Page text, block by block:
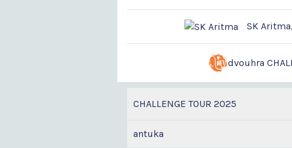
SK
dvouhra
CHALLENGE TOUR 2025
antuka